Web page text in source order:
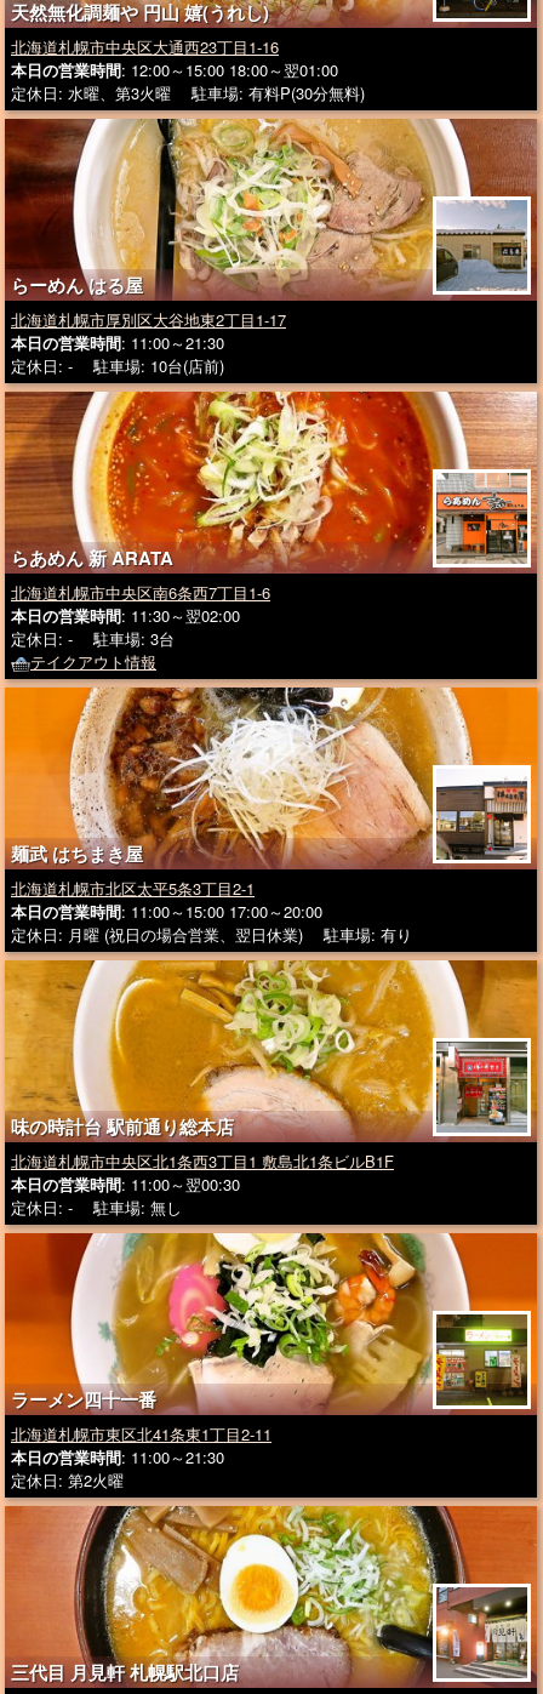
天然無化調麺や 円山 嬉(うれし)
北海道札幌市中央区大通西23丁目1-16
本日の営業時間: 12:00～15:00 18:00～翌01:00
定休日: 水曜、第3火曜 駐車場: 有料P(30分無料)
らーめん はる屋
北海道札幌市厚別区大谷地東2丁目1-17
本日の営業時間: 11:00～21:30
定休日: - 駐車場: 10台(店前)
らあめん 新 ARATA
北海道札幌市中央区南6条西7丁目1-6
本日の営業時間: 11:30～翌02:00
定休日: - 駐車場: 3台
テイクアウト情報
麺武 はちまき屋
北海道札幌市北区太平5条3丁目2-1
本日の営業時間: 11:00～15:00 17:00～20:00
定休日: 月曜 (祝日の場合営業、翌日休業) 駐車場: 有り
味の時計台 駅前通り総本店
北海道札幌市中央区北1条西3丁目1 敷島北1条ビルB1F
本日の営業時間: 11:00～翌00:30
定休日: - 駐車場: 無し
ラーメン四十一番
北海道札幌市東区北41条東1丁目2-11
本日の営業時間: 11:00～21:30
定休日: 第2火曜
三代目 月見軒 札幌駅北口店